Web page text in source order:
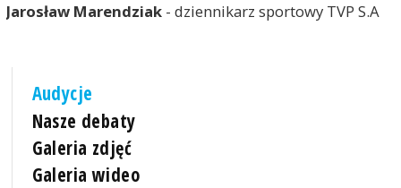
Jarosław Marendziak- dziennikarz sportowy TVP S.A
Audycje
Nasze debaty
Galeria zdjęć
Galeria wideo